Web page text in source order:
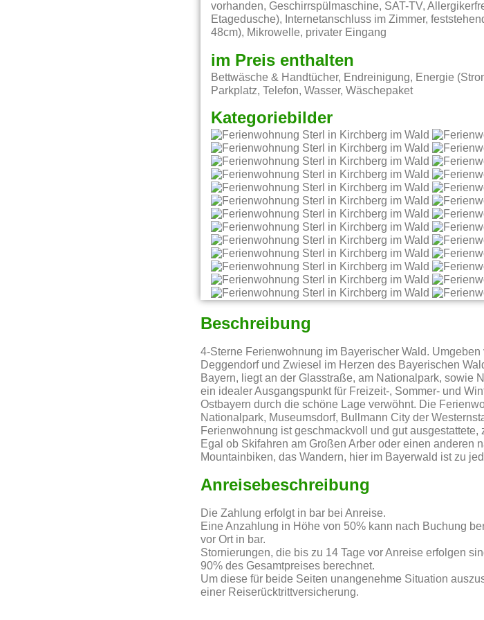
vorhanden, Geschirrspülmaschine, SAT-TV,
Etagedusche), Internetanschluss im Zimmer,
48cm), Mikrowelle, privater Eingang
im Preis enthalten
Bettwäsche & Handtücher, Endreinigung, Energie
Parkplatz, Telefon, Wasser, Wäschepaket
Kategoriebilder
Beschreibung
4-Sterne Ferienwohnung im Bayerischer Wald.
Deggendorf und Zwiesel im Herzen des Bayerischen
Bayern, liegt an der Glasstraße, am Nationalpark, sowie
ein idealer Ausgangspunkt für Freizeit-, Sommer- und
Ostbayern durch die schöne Lage verwöhnt. Die
Nationalpark, Museumsdorf, Bullmann City der
Ferienwohnung ist geschmackvoll und gut
Egal ob Skifahren am Großen Arber oder einen anderen
Mountainbiken, das Wandern, hier im Bayerwald ist zu
Anreisebeschreibung
Die Zahlung erfolgt in bar bei Anreise.
Eine Anzahlung in Höhe von 50% kann nach Buchung
vor Ort in bar.
Stornierungen, die bis zu 14 Tage vor Anreise erfolgen
90% des Gesamtpreises berechnet.
Um diese für beide Seiten unangenehme Situation
einer Reiserücktrittversicherung.